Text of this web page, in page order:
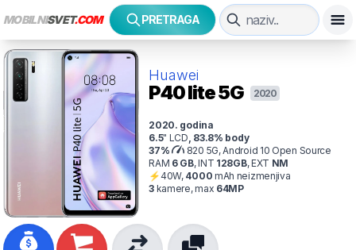
MOBILNISVET.COM PRETRAGA
Huawei
P40 lite 5G 2020
2020. godina
6.5" LCD 83.8% body
37%
820 5G, Android 10 Open Source
RAM 6GB,INT 128GB,EXT NM
⚡40W, 4000 mAh neizmenjiva
3 kamere, max 64MP